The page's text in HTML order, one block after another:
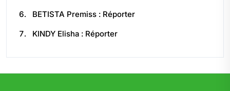
BETISTA Premiss : Réporter
KINDY Elisha : Réporter